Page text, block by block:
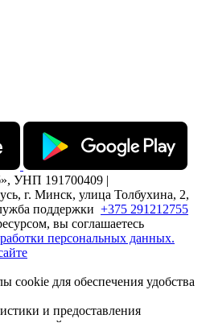
УНП 191700409 |
г. Минск, улица Толбухина, 2,
поддержки +375 291212755
вы соглашаетесь
персональных данных.
cookie для обеспечения удобства
и предоставления